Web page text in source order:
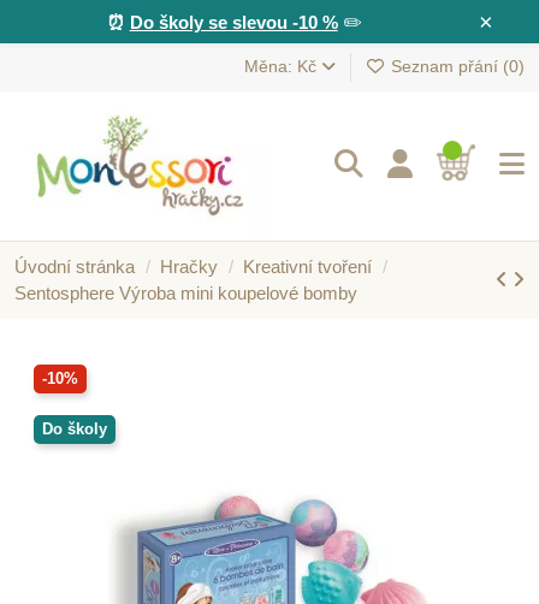
×
⏰ Do školy se slevou -10 %✏️
Měna: Kč Seznam přání (0)
Úvodní stránka Hračky
Kreativní tvoření
Sentosphere Výroba mini koupelové bomby
-10%
Do školy